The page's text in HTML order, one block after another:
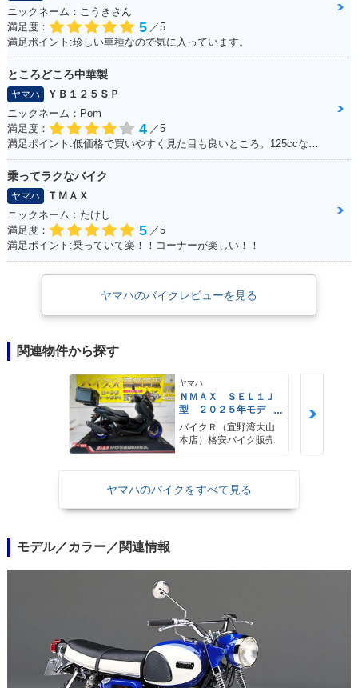
ニックネーム：こうきさん
満足度：
5 ／5
満足ポイント:珍しい車種なので気に入っています。
ところどころ中華製
ヤマハ
ＹＢ１２５ＳＰ
ニックネーム：Pom
満足度：
4 ／5
満足ポイント:低価格で買いやすく見た目も良いところ。125ccなので扱いやすい。
乗ってラクなバイク
ヤマハ
ＴＭＡＸ
ニックネーム：たけし
満足度：
5 ／5
満足ポイント:乗っていて楽！！コーナーが楽しい！！
ヤマハのバイクレビューを見る
関連物件から探す
ヤマハ
ＮＭＡＸ ＳＥＬ１Ｊ
型 ２０２５年モデ
ル ＡＢＳ キーレ
ス リアキャリア リ
アＢＯＸ
バイクＲ（宜野湾大山
本店）格安バイク販売
ヤマハのバイクをすべて見る
モデル／カラー／関連情報